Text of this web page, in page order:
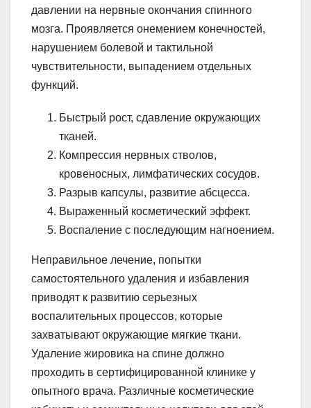
давлении на нервные окончания спинного
мозга. Проявляется онемением конечностей,
нарушением болевой и тактильной
чувствительности, выпадением отдельных
функций.
Быстрый рост, сдавление окружающих
тканей.
Компрессия нервных стволов,
кровеносных, лимфатических сосудов.
Разрыв капсулы, развитие абсцесса.
Выраженный косметический эффект.
Воспаление с последующим нагноением.
Неправильное лечение, попытки
самостоятельного удаления и избавления
приводят к развитию серьезных
воспалительных процессов, которые
захватывают окружающие мягкие ткани.
Удаление жировика на спине должно
проходить в сертифицированной клинике у
опытного врача. Различные косметические